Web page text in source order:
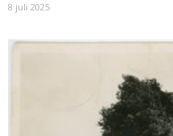
8 juli 2025